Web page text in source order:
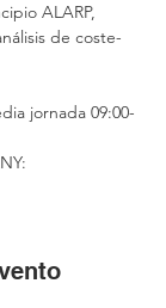
ALARP,
de coste-
jornada 09:00-